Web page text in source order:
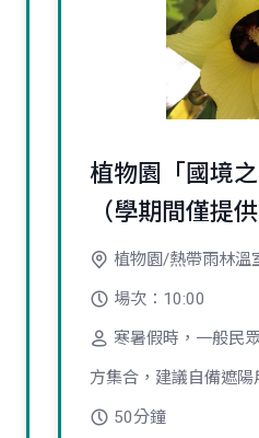
植物園「國境
（學期間僅提
植物園/熱帶雨林溫
場次：10:00
寒暑假時，一般民
方集合，建議自備遮陽
50分鐘